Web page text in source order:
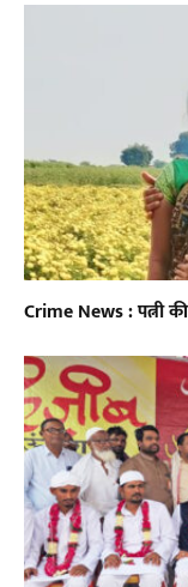
Crime News : पत्नी